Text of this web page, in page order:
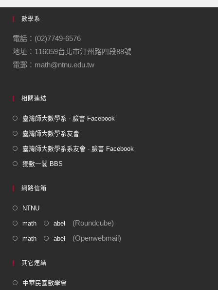
e
b
o
o
k
gr
m
數學系
電話：(02)7749-6576
地址：116059台北市汀州路四段88號
電郵：math@ntnu.edu.tw
相關連結
臺灣師大數學系 - 臉書 Facebook
臺灣師大數學系友會
臺灣師大數學系系友會 - 臉書 Facebook
獨數一閣 BBS
網路信箱
NTNU
math abel (Roundcube)
math abel (Openwebmail)
其它連結
中華民國數學會